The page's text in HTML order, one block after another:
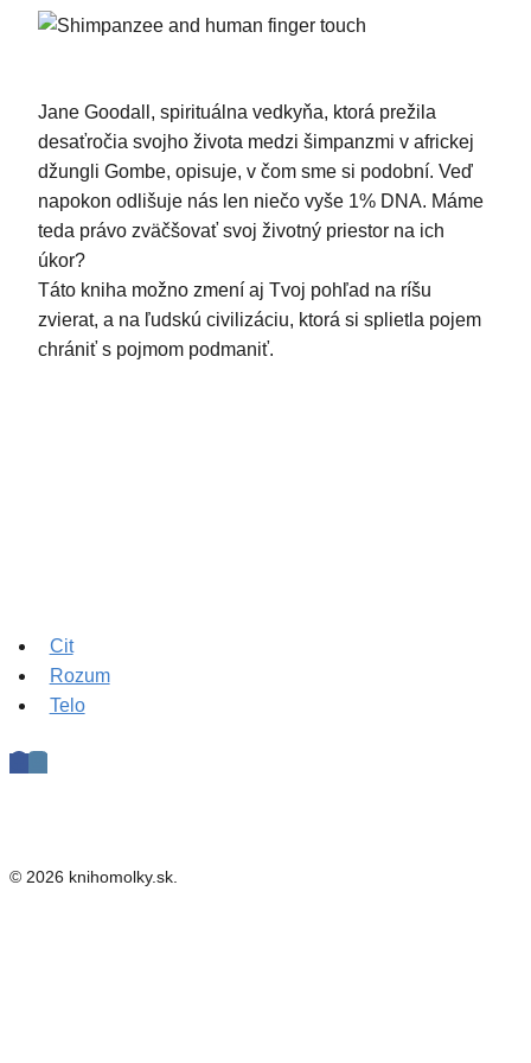
Jane Goodall, spirituálna vedkyňa, ktorá prežila
desaťročia svojho života medzi šimpanzmi v africkej
džungli Gombe, opisuje, v čom sme si podobní. Veď
napokon odlišuje nás len niečo vyše 1% DNA. Máme
teda právo zväčšovať svoj životný priestor na ich
úkor?
Táto kniha možno zmení aj Tvoj pohľad na ríšu
zvierat, a na ľudskú civilizáciu, ktorá si splietla pojem
chrániť s pojmom podmaniť.
Cit
Rozum
Telo
© 2026 knihomolky.sk.